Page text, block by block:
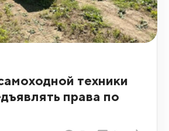
техники
права по